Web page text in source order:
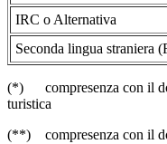
IRC o Alternativa
Seconda lingua straniera
(*) compresenza con il
turistica
(**) compresenza con il